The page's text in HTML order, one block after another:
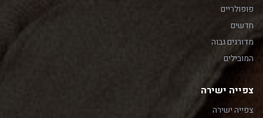
פופולריים
חדשים
מדורגים גבוה
המובילים
צפייה ישירה
צפייה ישירה